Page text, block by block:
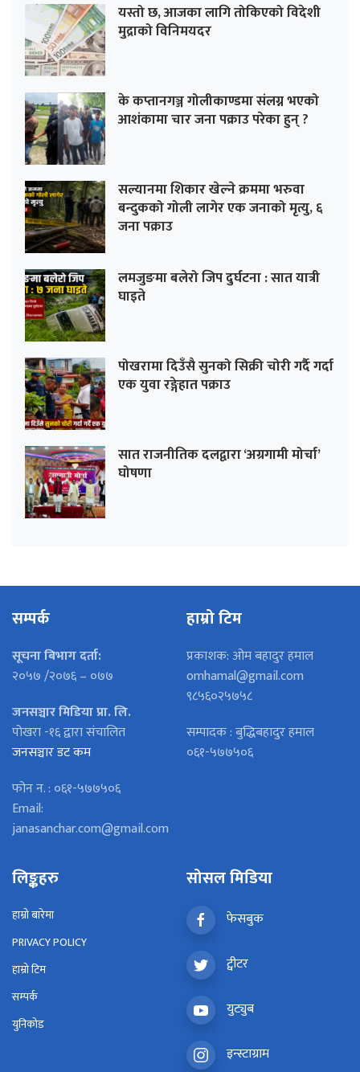
यस्तो छ, आजका लागि तोकिएको विदेशी
मुद्राको विनिमयदर
के कप्तानगञ्ज गोलीकाण्डमा संलग्न भएको
आशंकामा चार जना पक्राउ परेका हुन् ?
सल्यानमा शिकार खेल्ने क्रममा भरुवा
बन्दुकको गोली लागेर एक जनाको मृत्यु, ६
जना पक्राउ
लमजुङमा बलेरो जिप दुर्घटना : सात यात्री
घाइते
पोखरामा दिउँसै सुनको सिक्री चोरी गर्दै गर्दा
एक युवा रङ्गेहात पक्राउ
सात राजनीतिक दलद्वारा ‘अग्रगामी मोर्चा’
घोषणा
सम्पर्क
सूचना बिभाग दर्ता:
२०५७ /२०७६ – ०७७
जनसञ्चार मिडिया प्रा. लि.
पोखरा -१६ द्वारा संचालित
जनसञ्चार डट कम
फोन न. : ०६१-५७७५०६
Email:
janasanchar.com@gmail.com
हाम्रो टिम
प्रकाशक: ओम बहादुर हमाल
omhamal@gmail.com
९८५६०२५७५८
सम्पादक : बुद्धिबहादुर हमाल
०६१-५७७५०६
लिङ्कहरु
हाम्रो बारेमा
PRIVACY POLICY
हाम्रो टिम
सम्पर्क
युनिकोड
सोसल मिडिया
फेसबुक
ट्वीटर
युट्युब
इन्स्टाग्राम